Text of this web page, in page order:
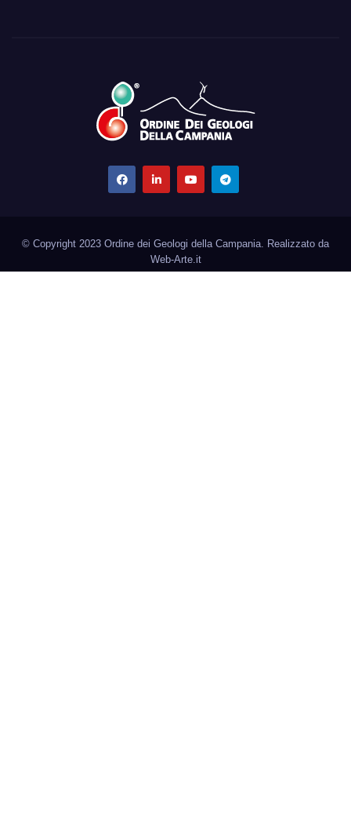
© Copyright 2023 Ordine dei Geologi della Campania. Realizzato da
Web-Arte.it